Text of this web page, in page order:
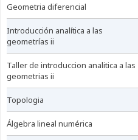
geometria diferencial
introducción analítica a las
geometrías ii
taller de introduccion analitica a las
geometrias ii
topologia
álgebra lineal numérica